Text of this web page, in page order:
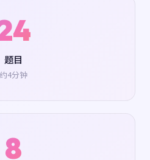
题目
约4分钟
8